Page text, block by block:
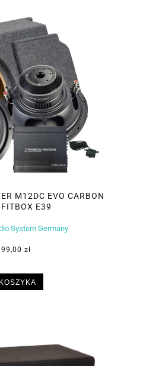
M12DC EVO CARBON
E39
System Germany
zł